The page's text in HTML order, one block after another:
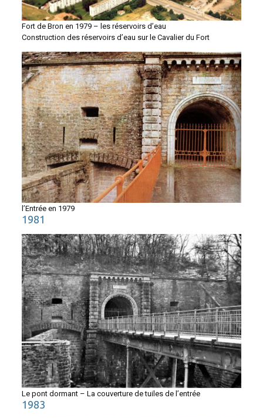
Fort de Bron en 1979 – les réservoirs d’eau
Construction des réservoirs d’eau sur le Cavalier du Fort
l’Entrée en 1979
1981
Le pont dormant – La couverture de tuiles de l’entrée
1983